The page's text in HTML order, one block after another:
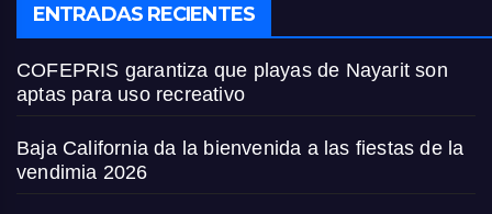
ENTRADAS RECIENTES
COFEPRIS garantiza que playas de Nayarit son
aptas para uso recreativo
Baja California da la bienvenida a las fiestas de la
vendimia 2026